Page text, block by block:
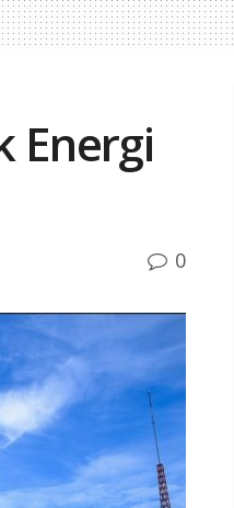
Energi
0